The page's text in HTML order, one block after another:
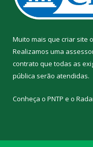
Muito mais que criar site
Realizamos uma
contrato que todas as
pública serão atendidas.
Conheça o PNTP e o